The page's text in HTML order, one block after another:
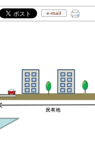
e-mail